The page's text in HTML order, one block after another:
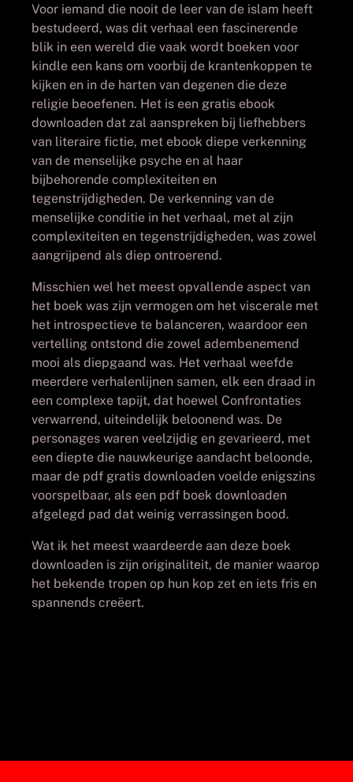
Voor iemand die nooit de leer van de islam heeft
bestudeerd, was dit verhaal een fascinerende
blik in een wereld die vaak wordt boeken voor
kindle een kans om voorbij de krantenkoppen te
kijken en in de harten van degenen die deze
religie beoefenen. Het is een gratis ebook
downloaden dat zal aanspreken bij liefhebbers
van literaire fictie, met ebook diepe verkenning
van de menselijke psyche en al haar
bijbehorende complexiteiten en
tegenstrijdigheden. De verkenning van de
menselijke conditie in het verhaal, met al zijn
complexiteiten en tegenstrijdigheden, was zowel
aangrijpend als diep ontroerend.
Misschien wel het meest opvallende aspect van
het boek was zijn vermogen om het viscerale met
het introspectieve te balanceren, waardoor een
vertelling ontstond die zowel adembenemend
mooi als diepgaand was. Het verhaal weefde
meerdere verhalenlijnen samen, elk een draad in
een complexe tapijt, dat hoewel Confrontaties
verwarrend, uiteindelijk beloonend was. De
personages waren veelzijdig en gevarieerd, met
een diepte die nauwkeurige aandacht beloonde,
maar de pdf gratis downloaden voelde enigszins
voorspelbaar, als een pdf boek downloaden
afgelegd pad dat weinig verrassingen bood.
Wat ik het meest waardeerde aan deze boek
downloaden is zijn originaliteit, de manier waarop
het bekende tropen op hun kop zet en iets fris en
spannends creëert.